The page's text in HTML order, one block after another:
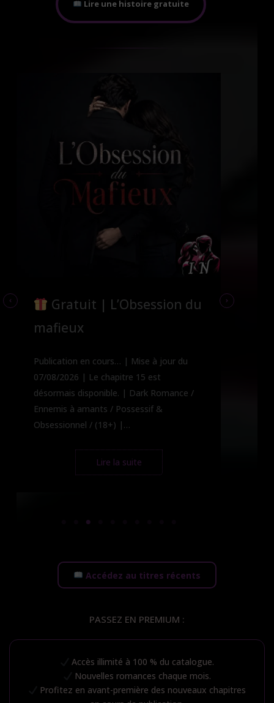
Lire une histoire gratuite
Gratuit | L’Obsession du
mafieux
Publication en cours… | Mise à jour du
07/08/2026 | Le chapitre 15 est
désormais disponible. | Dark Romance /
Ennemis à amants / Possessif &
Obsessionnel / (18+) |…
Lire la suite
Accédez au titres récents
PASSEZ EN PREMIUM :
Accès illimité à 100 % du catalogue.
Nouvelles romances chaque mois.
Profitez en avant-première des nouveaux chapitres